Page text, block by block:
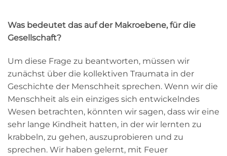
Was bedeutet das auf der Makroebene, für die
Gesellschaft?
Um diese Frage zu beantworten, müssen wir
zunächst über die kollektiven Traumata in der
Geschichte der Menschheit sprechen. Wenn wir die
Menschheit als ein einziges sich entwickelndes
Wesen betrachten, könnten wir sagen, dass wir eine
sehr lange Kindheit hatten, in der wir lernten zu
krabbeln, zu gehen, auszuprobieren und zu
sprechen. Wir haben gelernt, mit Feuer